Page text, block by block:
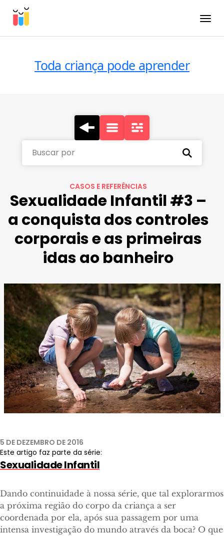
Toda criança pode aprender
Buscar por
CASOS E REFERÊNCIAS
Sexualidade Infantil #3 –
a conquista dos controles
corporais e as primeiras
idas ao banheiro
5 DE DEZEMBRO DE 2016
Este artigo faz parte da série:
Sexualidade Infantil
Dando continuidade à nossa série, que tal explorarmos
a próxima região do corpo da criança a ser
coordenada por ela, após sua passagem por uma
intensa investigação do mundo através da boca? O que